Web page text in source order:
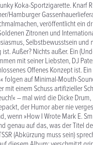
Koka-Sportzigarette. Knarf
Hamburger
veröffentlicht ein
Zitronen und
Selbstbewusstsein
Außer? Nichts außer. Ein
mit seiner Liebsten, DJ
Offenes Konzept ist.
folgen auf Minimal-Mouth-
mit einem Schuss artifizieller
– mal wird die Dicke
der Humor aber nie
wenn »How I Wrote Mark E.
genau auf das, was der Titel
(Abkürzung muss sein)